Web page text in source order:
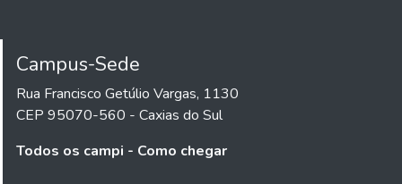
Campus-Sede
Rua Francisco Getúlio Vargas, 1130
CEP 95070-560 - Caxias do Sul
Todos os campi - Como chegar